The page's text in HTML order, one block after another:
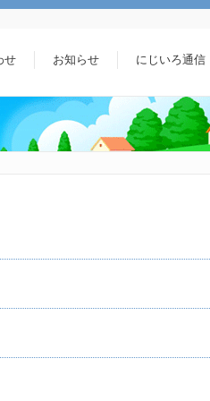
せ お知らせ にじいろ通信